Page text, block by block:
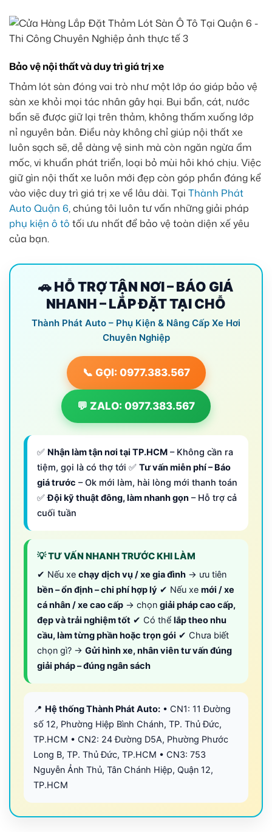
Bảo vệ nội thất và duy trì giá trị xe
Thảm lót sàn đóng vai trò như một lớp áo giáp bảo vệ
sàn xe khỏi mọi tác nhân gây hại. Bụi bẩn, cát, nước
bẩn sẽ được giữ lại trên thảm, không thấm xuống lớp
nỉ nguyên bản. Điều này không chỉ giúp nội thất xe
luôn sạch sẽ, dễ dàng vệ sinh mà còn ngăn ngừa ẩm
mốc, vi khuẩn phát triển, loại bỏ mùi hôi khó chịu. Việc
giữ gìn nội thất xe luôn mới đẹp còn góp phần đáng kể
vào việc duy trì giá trị xe về lâu dài. Tại Thành Phát
Auto Quận 6, chúng tôi luôn tư vấn những giải pháp
phụ kiện ô tô tối ưu nhất để bảo vệ toàn diện xế yêu
của bạn.
🚗 HỖ TRỢ TẬN NƠI – BÁO GIÁ
NHANH – LẮP ĐẶT TẠI CHỖ
Thành Phát Auto – Phụ Kiện & Nâng Cấp Xe Hơi
Chuyên Nghiệp
📞 GỌI: 0977.383.567
💬 ZALO: 0977.383.567
✅ Nhận làm tận nơi tại TP.HCM – Không cần ra
tiệm, gọi là có thợ tới ✅ Tư vấn miễn phí – Báo
giá trước – Ok mới làm, hài lòng mới thanh toán
✅Đội kỹ thuật đông, làm nhanh gọn – Hỗ trợ cả
cuối tuần
💡 TƯ VẤN NHANH TRƯỚC KHI LÀM
✔ Nếu xe chạy dịch vụ / xe gia đình → ưu tiên
bền – ổn định – chi phí hợp lý ✔ Nếu xe mới / xe
cá nhân / xe cao cấp → chọn giải pháp cao cấp,
đẹp và trải nghiệm tốt ✔ Có thể lắp theo nhu
cầu, làm từng phần hoặc trọn gói ✔ Chưa biết
chọn gì? → Gửi hình xe, nhân viên tư vấn đúng
giải pháp – đúng ngân sách
📍 Hệ thống Thành Phát Auto: • CN1: 11 Đường
số 12, Phường Hiệp Bình Chánh, TP. Thủ Đức,
TP.HCM • CN2: 24 Đường D5A, Phường Phước
Long B, TP. Thủ Đức, TP.HCM • CN3: 753
Nguyễn Ảnh Thủ, Tân Chánh Hiệp, Quận 12,
TP.HCM